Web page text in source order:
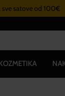
sve satove od 100€